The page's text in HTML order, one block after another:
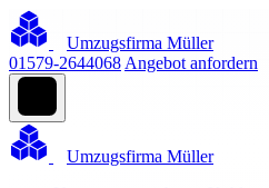
Umzugsfirma Müller
01579-2644068 Angebot anfordern
Umzugsfirma Müller